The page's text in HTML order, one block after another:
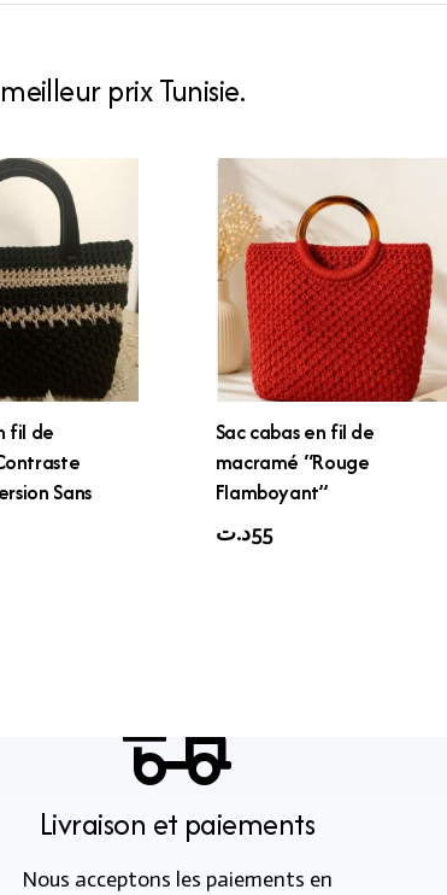
prix Tunisie.
fil de
Sans
Sac cabas en fil de
macramé “Rouge
Flamboyant”
55د.ت
Livraison et paiements
Nous acceptons les paiements en